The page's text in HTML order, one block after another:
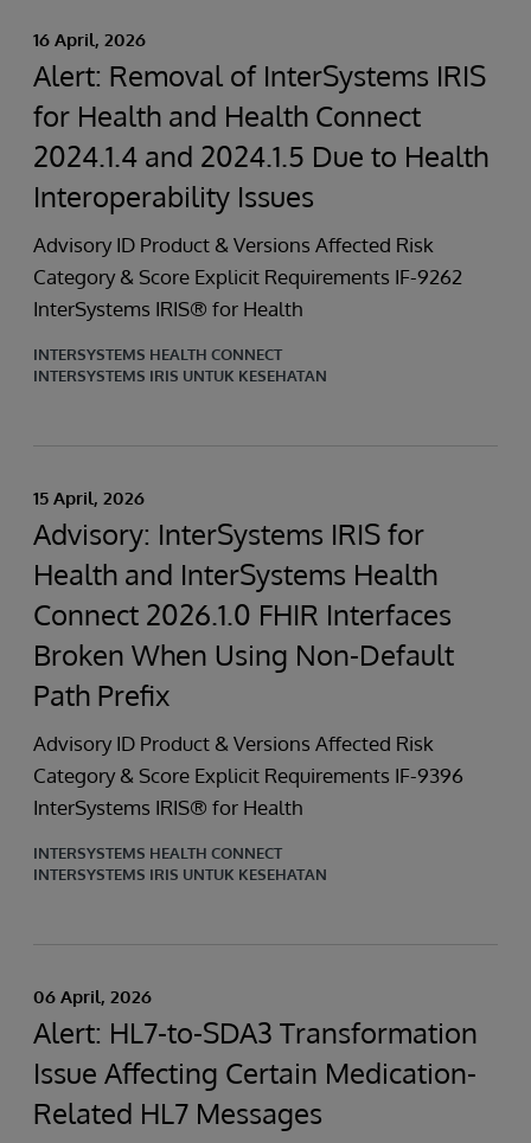
16 April, 2026
Alert: Removal of InterSystems IRIS
for Health and Health Connect
2024.1.4 and 2024.1.5 Due to Health
Interoperability Issues
Advisory ID Product & Versions Affected Risk
Category & Score Explicit Requirements IF-9262
InterSystems IRIS® for Health
INTERSYSTEMS HEALTH CONNECT
INTERSYSTEMS IRIS UNTUK KESEHATAN
15 April, 2026
Advisory: InterSystems IRIS for
Health and InterSystems Health
Connect 2026.1.0 FHIR Interfaces
Broken When Using Non-Default
Path Prefix
Advisory ID Product & Versions Affected Risk
Category & Score Explicit Requirements IF-9396
InterSystems IRIS® for Health
INTERSYSTEMS HEALTH CONNECT
INTERSYSTEMS IRIS UNTUK KESEHATAN
06 April, 2026
Alert: HL7-to-SDA3 Transformation
Issue Affecting Certain Medication-
Related HL7 Messages